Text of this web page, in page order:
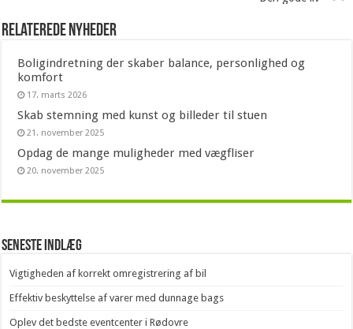
Relaterede nyheder
Boligindretning der skaber balance, personlighed og
komfort
17. marts 2026
Skab stemning med kunst og billeder til stuen
21. november 2025
Opdag de mange muligheder med vægfliser
20. november 2025
Seneste indlæg
Vigtigheden af korrekt omregistrering af bil
Effektiv beskyttelse af varer med dunnage bags
Oplev det bedste eventcenter i Rødovre